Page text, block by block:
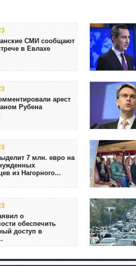
СМИ сообщают
в Евлахе
арест
Рубена
7 млн. евро на
из Нагорного...
о
обеспечить
доступ в